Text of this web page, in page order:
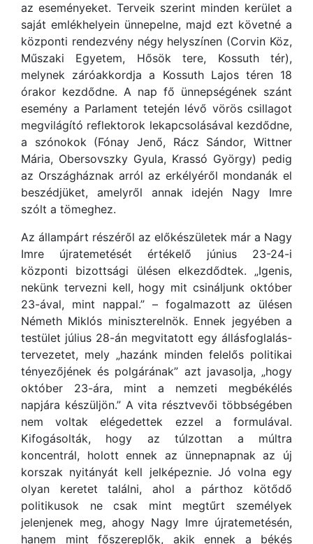
az eseményeket. Terveik szerint minden kerület a
saját emlékhelyein ünnepelne, majd ezt követné a
központi rendezvény négy helyszínen (Corvin Köz,
Műszaki Egyetem, Hősök tere, Kossuth tér),
melynek záróakkordja a Kossuth Lajos téren 18
órakor kezdődne. A nap fő ünnepségének szánt
esemény a Parlament tetején lévő vörös csillagot
megvilágító reflektorok lekapcsolásával kezdődne,
a szónokok (Fónay Jenő, Rácz Sándor, Wittner
Mária, Obersovszky Gyula, Krassó György) pedig
az Országháznak arról az erkélyéről mondanák el
beszédjüket, amelyről annak idején Nagy Imre
szólt a tömeghez.
Az állampárt részéről az előkészületek már a Nagy
Imre újratemetését értékelő június 23-24-i
központi bizottsági ülésen elkezdődtek. „Igenis,
nekünk tervezni kell, hogy mit csináljunk október
23-ával, mint nappal.” – fogalmazott az ülésen
Németh Miklós miniszterelnök. Ennek jegyében a
testület július 28-án megvitatott egy állásfoglalás-
tervezetet, mely „hazánk minden felelős politikai
tényezőjének és polgárának” azt javasolja, „hogy
október 23-ára, mint a nemzeti megbékélés
napjára készüljön.” A vita résztvevői többségében
nem voltak elégedettek ezzel a formulával.
Kifogásolták, hogy az túlzottan a múltra
koncentrál, holott ennek az ünnepnapnak az új
korszak nyitányát kell jelképeznie. Jó volna egy
olyan keretet találni, ahol a párthoz kötődő
politikusok ne csak mint megtűrt személyek
jelenjenek meg, ahogy Nagy Imre újratemetésén,
hanem mint főszereplők, akik ennek a békés